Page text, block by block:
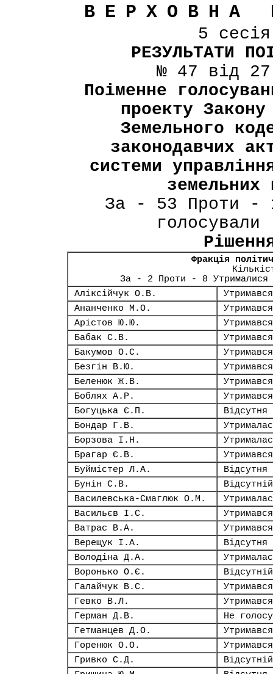
ВЕРХОВНА
5
РЕЗУЛЬТАТИ
№ 47 від
Поіменне
проекту
Земельного
законодавчих
системи
За - 53 Проти -
Фракція
За - 2 Проти - 8
Аліксійчук О.В.
Утримався
Ананченко М.О.
Утримався
Арістов Ю.Ю.
Утримався
Бабак С.В.
Утримався
Бакумов О.С.
Утримався
Безгін В.Ю.
Утримався
Беленюк Ж.В.
Утримався
Боблях А.Р.
Утримався
Богуцька Є.П.
Відсутня
Бондар Г.В.
Борзова І.Н.
Брагар Є.В.
Утримався
Буймістер Л.А.
Відсутня
Бунін С.В.
Відсутній
Василевська-Смаглюк О.М.
Васильєв І.С.
Утримався
Ватрас В.А.
Утримався
Верещук І.А.
Відсутня
Володіна Д.А.
Воронько О.Є.
Відсутній
Галайчук В.С.
Утримався
Гевко В.Л.
Утримався
Герман Д.В.
Не
Гетманцев Д.О.
Утримався
Горенюк О.О.
Утримався
Гривко С.Д.
Відсутній